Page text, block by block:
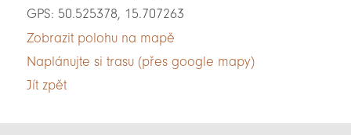
GPS: 50.525378, 15.707263
Zobrazit polohu na mapě
Naplánujte si trasu (přes google mapy)
Jít zpět